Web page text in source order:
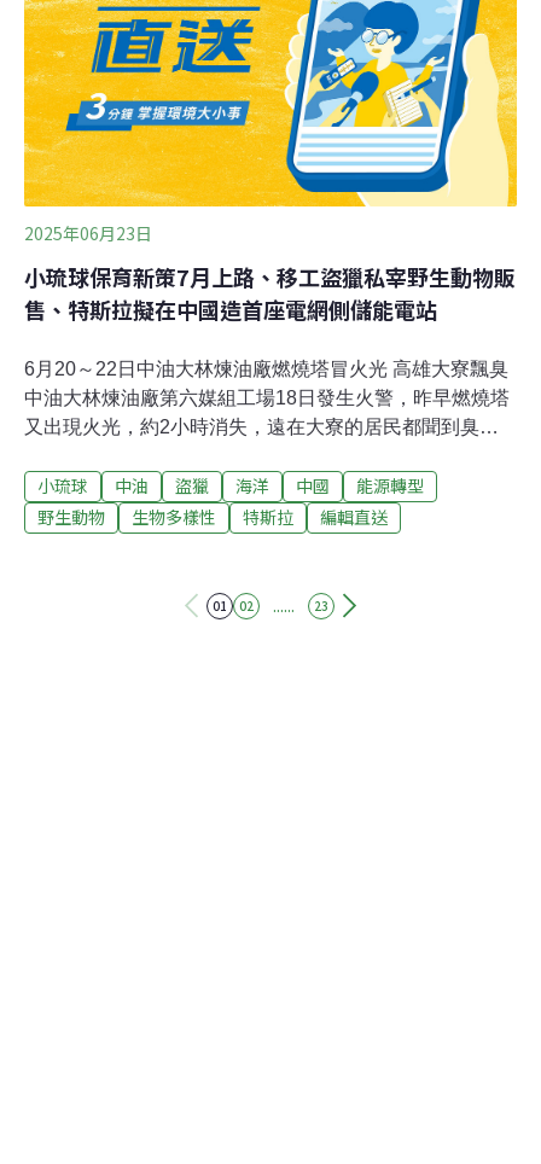
的人熊衝突。經過十多天的努力，阿里曼於昨日上午順利
被捕獲。捉捕過程中，花蓮分署邀請山里部落族人共同參
與任務。由野灣野生動物醫院人員麻醉檢視後，確認其健
康狀況穩定，重達112公斤。花蓮分署指出，因現有野生
動物收容機構的大型動物照養空間暫時飽和，決定將阿里
曼送往台北市立動物園安置，並於昨日傍晚抵
2025年06月23日
小琉球保育新策7月上路、移工盜獵私宰野生動物販
售、特斯拉擬在中國造首座電網側儲能電站
6月20～22日中油大林煉油廠燃燒塔冒火光 高雄大寮飄臭
中油大林煉油廠第六媒組工場18日發生火警，昨早燃燒塔
又出現火光，約2小時消失，遠在大寮的居民都聞到臭
鑑不遠，近日又接連出狀況，大林蒲居民生活在恐懼中。
（聯合報報導）小琉球保育新策7月上路 新增蛤板灣潮間
劃設「龍蝦洞核心區」及保育示範區海膽恢復為保育對
小琉球 中油 盜獵 海洋 中國
能源轉型
野生動物
生物多樣性 特斯拉 編輯直送
01 02 ...... 23